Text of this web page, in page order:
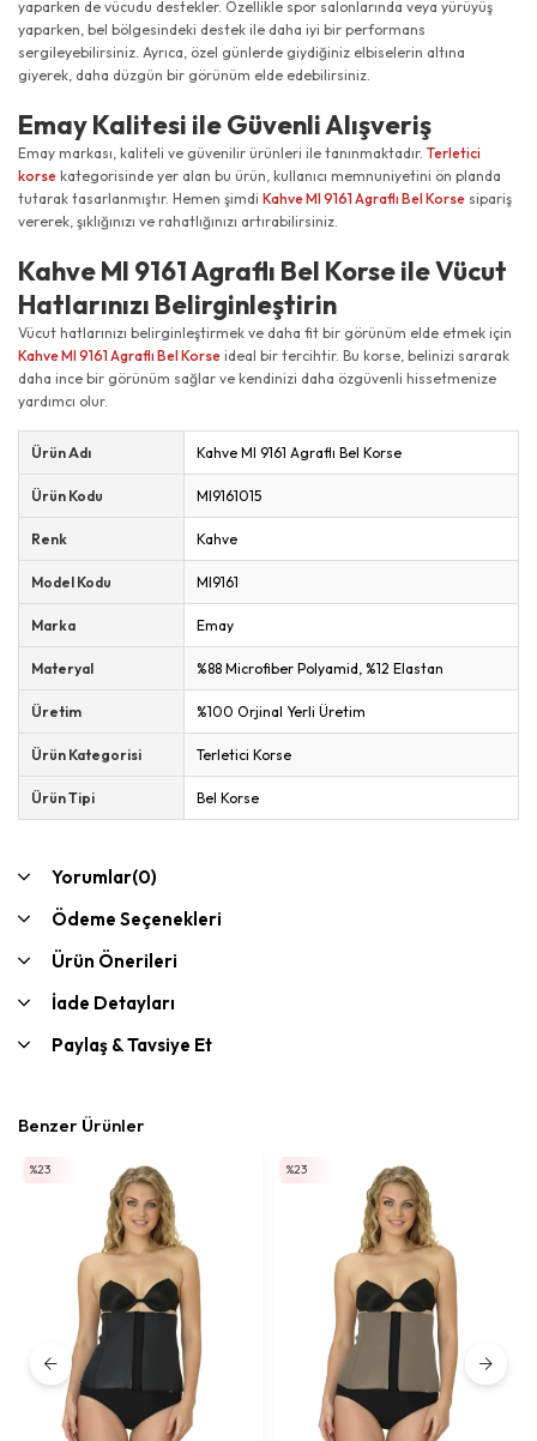
yaparken de vücudu destekler. Özellikle spor salonlarında veya yürüyüş
yaparken, bel bölgesindeki destek ile daha iyi bir performans
sergileyebilirsiniz. Ayrıca, özel günlerde giydiğiniz elbiselerin altına
giyerek, daha düzgün bir görünüm elde edebilirsiniz.
Emay Kalitesi ile Güvenli Alışveriş
Emay markası, kaliteli ve güvenilir ürünleri ile tanınmaktadır. Terletici
korse kategorisinde yer alan bu ürün, kullanıcı memnuniyetini ön planda
tutarak tasarlanmıştır. Hemen şimdi Kahve MI 9161 Agraflı Bel Korse sipariş
vererek, şıklığınızı ve rahatlığınızı artırabilirsiniz.
Kahve MI 9161 Agraflı Bel Korse ile Vücut
Hatlarınızı Belirginleştirin
Vücut hatlarınızı belirginleştirmek ve daha fit bir görünüm elde etmek için
Kahve MI 9161 Agraflı Bel Korse ideal bir tercihtir. Bu korse, belinizi sararak
daha ince bir görünüm sağlar ve kendinizi daha özgüvenli hissetmenize
yardımcı olur.
Ürün Adı Kahve MI 9161 Agraflı Bel Korse
Ürün Kodu MI9161015
Renk Kahve
Model Kodu MI9161
Marka Emay
Materyal %88 Microfiber Polyamid, %12 Elastan
Üretim %100 Orjinal Yerli Üretim
Ürün Kategorisi Terletici Korse
Ürün Tipi Bel Korse
Yorumlar(0)
Ödeme Seçenekleri
Ürün Önerileri
İade Detayları
Paylaş & Tavsiye Et
Benzer Ürünler
%23 %23